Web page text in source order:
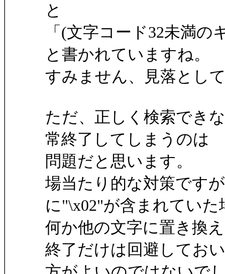
と
「(文字コード32未満
と書かれていますね。
すみません、見落とし
ただ、正しく検索でき
常終了してしまうのは
問題だと思います。
場当たり的な対策です
に"\x02"が含まれていた
何か他の文字に置き換
終了だけは回避してお